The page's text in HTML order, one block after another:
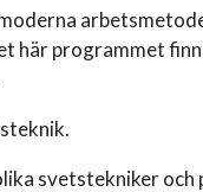
här programmet
svetstekniker